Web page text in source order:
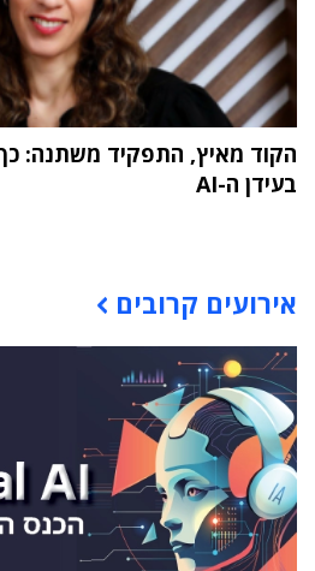
הקוד מאיץ, התפקיד משתנה:
בעידן ה-AI
אירועים קרובים